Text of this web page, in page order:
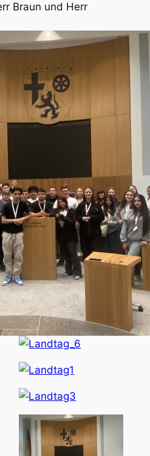
Braun und Herr